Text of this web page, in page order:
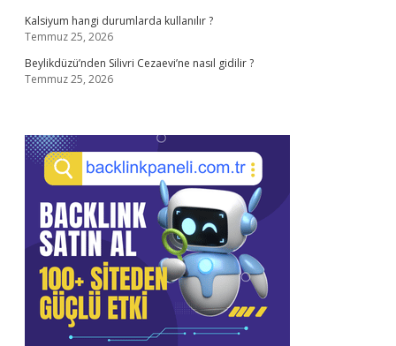
Kalsiyum hangi durumlarda kullanılır ?
Temmuz 25, 2026
Beylikdüzü’nden Silivri Cezaevi’ne nasıl gidilir ?
Temmuz 25, 2026